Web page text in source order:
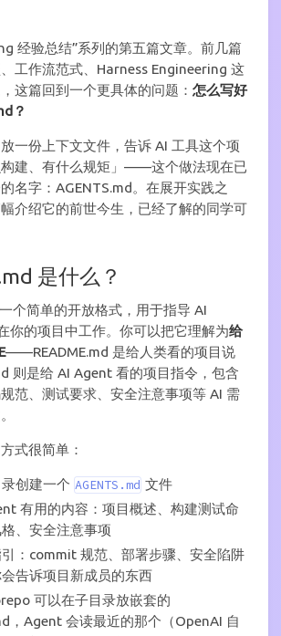
经验总结”系列的第五篇文章。前几篇
工作流范式、Harness Engineering 这
这篇回到一个更具体的问题： 怎么写好
？
放一份上下文文件，告诉 AI 工具这个项
构建、有什么规矩」——这个做法现在已
名字：AGENTS.md。在展开实践之
介绍它的前世今生，已经了解的同学可
是什么？
个简单的开放格式，用于指导 AI
你的项目中工作。你可以把它理解为给
——README.md 是给人类看的项目说
则是给 AI Agent 看的项目指令，包含
范、测试要求、安全注意事项等 AI 需
式很简单：
创建一个 AGENTS.md 文件
有用的内容：项目概述、构建测试命
、安全注意事项
：commit 规范、部署步骤、安全陷阱
告诉项目新成员的东西
可以在子目录放嵌套的
，Agent 会读最近的那个（OpenAI 自